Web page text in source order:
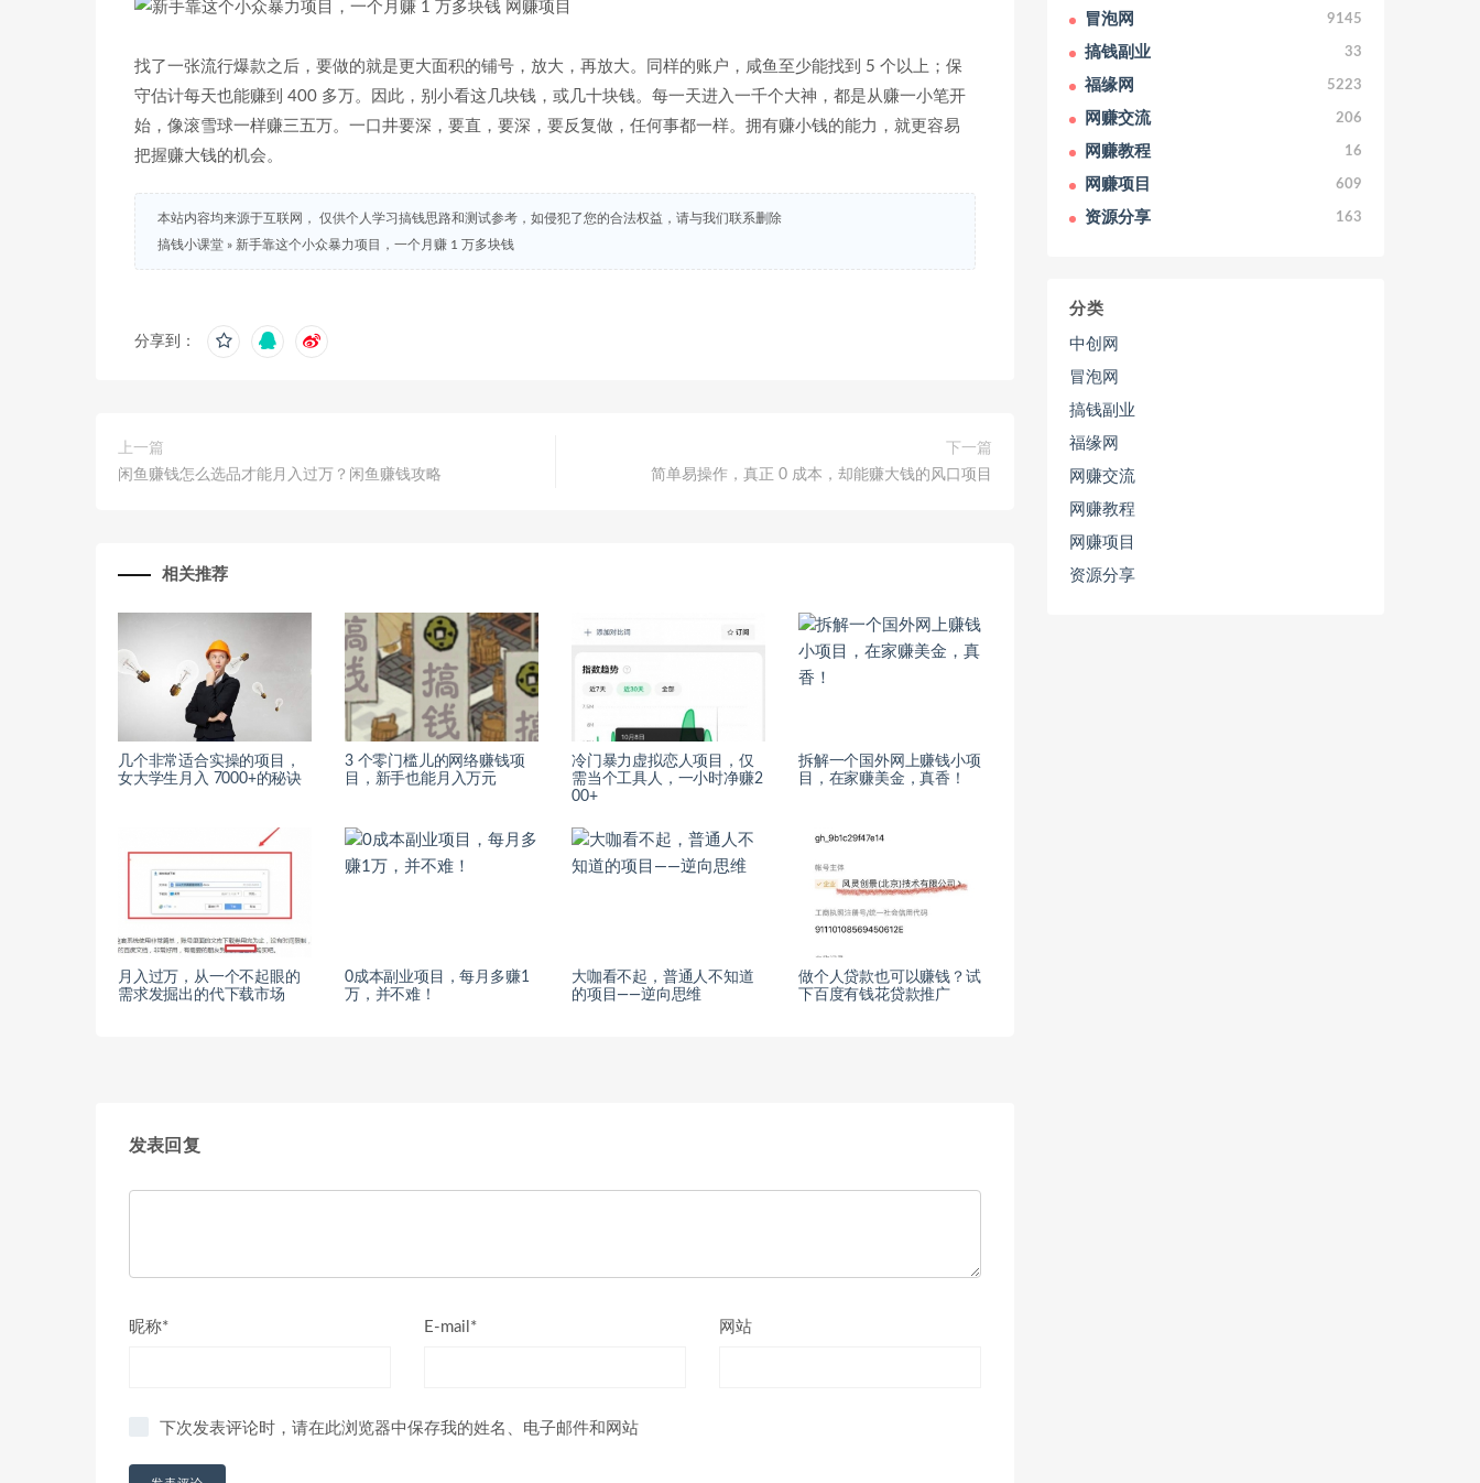
找了一张流行爆款之后，要做的就是更大面积的铺号，放大，再放大。同样的账户，咸鱼至少能找到 5 个以上；保
守估计每天也能赚到 400 多万。因此，别小看这几块钱，或几十块钱。每一天进入一千个大神，都是从赚一小笔开
始，像滚雪球一样赚三五万。一口井要深，要直，要深，要反复做，任何事都一样。拥有赚小钱的能力，就更容易
把握赚大钱的机会。
本站内容均来源于互联网， 仅供个人学习搞钱思路和测试参考，如侵犯了您的合法权益，请与我们联系删除
搞钱小课堂 » 新手靠这个小众暴力项目，一个月赚 1 万多块钱
分享到：
上一篇
闲鱼赚钱怎么选品才能月入过万？闲鱼赚钱攻略
下一篇
简单易操作，真正 0 成本，却能赚大钱的风口项目
相关推荐
几个非常适合实操的项目，
女大学生月入 7000+的秘诀
3 个零门槛儿的网络赚钱项
目，新手也能月入万元
冷门暴力虚拟恋人项目，仅
需当个工具人，一小时净赚2
00+
拆解一个国外网上赚钱小项
目，在家赚美金，真香！
月入过万，从一个不起眼的
需求发掘出的代下载市场
0成本副业项目，每月多赚1
万，并不难！
大咖看不起，普通人不知道
的项目——逆向思维
做个人贷款也可以赚钱？试
下百度有钱花贷款推广
发表回复
昵称* E-mail* 网站
下次发表评论时，请在此浏览器中保存我的姓名、电子邮件和网站
冒泡网 9145
搞钱副业 33
福缘网 5223
网赚交流 206
网赚教程 16
网赚项目 609
资源分享 163
分类
中创网
冒泡网
搞钱副业
福缘网
网赚交流
网赚教程
网赚项目
资源分享